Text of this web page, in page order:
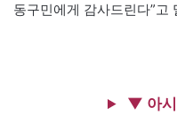
동구민에게 감사드린다”고
▼ 아